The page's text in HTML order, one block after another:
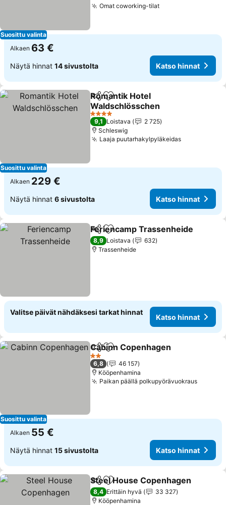
Suosittu valinta
Omat coworking-tilat
Alkaen 63 €
Näytä hinnat 14 sivustolta Katso hinnat
Suosittu valinta
Jaa Lisää suosikkeihin
Romantik Hotel
Waldschlösschen
4 Tähtiluokitus
9,1 Loistava
2 725
Schleswig
Laaja puutarhakylpyläkeidas
Alkaen 229 €
Näytä hinnat 6 sivustolta Katso hinnat
Jaa Lisää suosikkeihin
Feriencamp Trassenheide
8,9 Loistava
632
Trassenheide
Valitse päivät nähdäksesi tarkat hinnat
Katso hinnat
Suosittu valinta
Jaa Lisää suosikkeihin
Cabinn Copenhagen
2 Tähtiluokitus
6,8
46 157
Kööpenhamina
Paikan päällä polkupyörävuokraus
Alkaen 55 €
Näytä hinnat 15 sivustolta Katso hinnat
Jaa Lisää suosikkeihin
Steel House Copenhagen
8,4 Erittäin hyvä
33 327
Kööpenhamina